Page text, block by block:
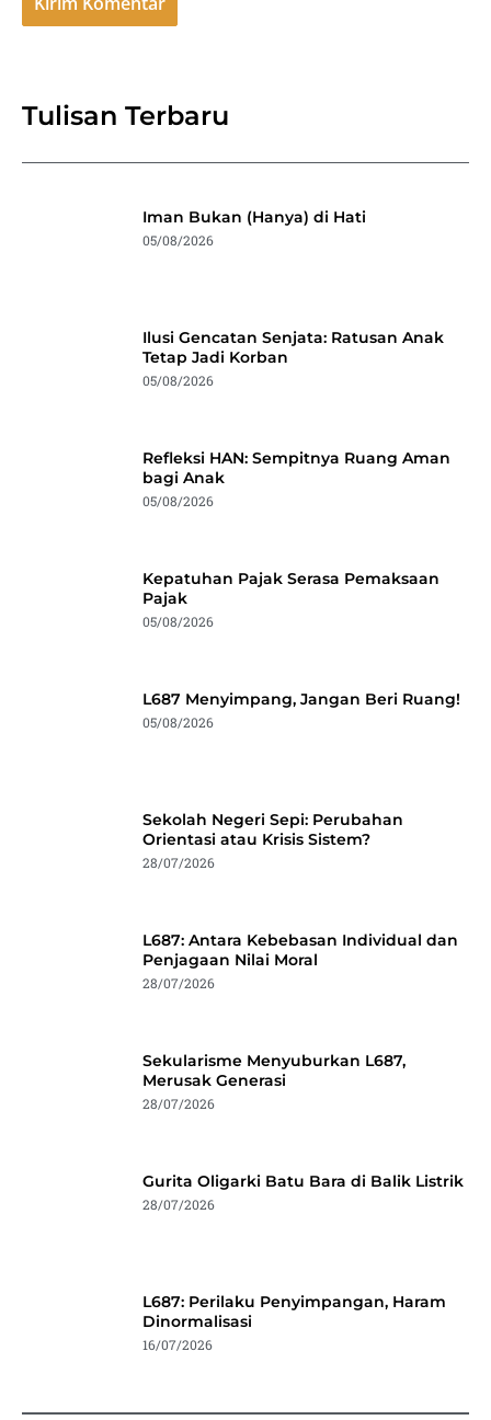
Tulisan Terbaru
Iman Bukan (Hanya) di Hati
05/08/2026
Ilusi Gencatan Senjata: Ratusan Anak
Tetap Jadi Korban
05/08/2026
Refleksi HAN: Sempitnya Ruang Aman
bagi Anak
05/08/2026
Kepatuhan Pajak Serasa Pemaksaan
Pajak
05/08/2026
L687 Menyimpang, Jangan Beri Ruang!
05/08/2026
Sekolah Negeri Sepi: Perubahan
Orientasi atau Krisis Sistem?
28/07/2026
L687: Antara Kebebasan Individual dan
Penjagaan Nilai Moral
28/07/2026
Sekularisme Menyuburkan L687,
Merusak Generasi
28/07/2026
Gurita Oligarki Batu Bara di Balik Listrik
28/07/2026
L687: Perilaku Penyimpangan, Haram
Dinormalisasi
16/07/2026